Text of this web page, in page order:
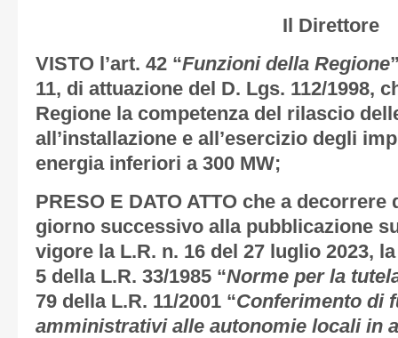
Il Direttore
VISTO l’art. 42 “Funzioni della Regione
11, di attuazione del D. Lgs. 112/1998,
Regione la competenza del rilascio
all’installazione e all’esercizio degli
energia inferiori a 300 MW;
PRESO E DATO ATTO che a decorrere
giorno successivo alla pubblicazione
vigore la L.R. n. 16 del 27 luglio 2023,
5 della L.R. 33/1985 “Norme per la
79 della L.R. 11/2001 “Conferimento di
amministrativi alle autonomie locali in